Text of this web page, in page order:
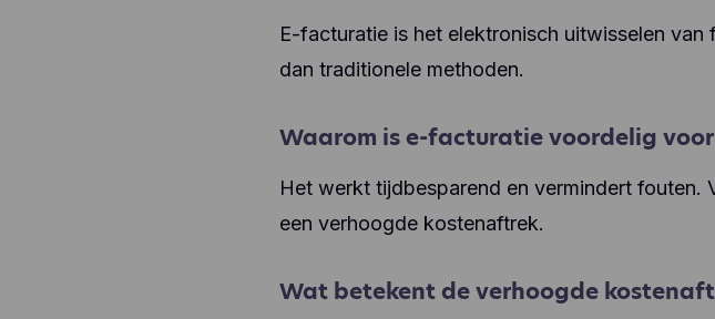
E-facturatie is het elektronisch uitwisselen
dan traditionele methoden.
Waarom is e-facturatie voordelig
Het werkt tijdbesparend en vermindert fouten.
een verhoogde kostenaftrek.
Wat betekent de verhoogde